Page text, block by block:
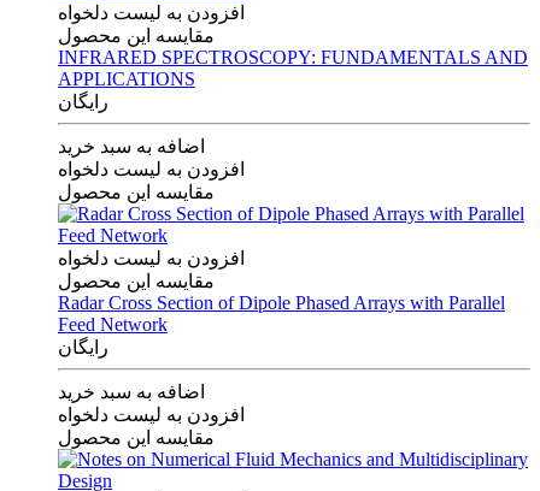
افزودن به لیست دلخواه
مقایسه این محصول
INFRARED SPECTROSCOPY: FUNDAMENTALS AND
APPLICATIONS
رایگان
اضافه به سبد خرید
افزودن به لیست دلخواه
مقایسه این محصول
افزودن به لیست دلخواه
مقایسه این محصول
Radar Cross Section of Dipole Phased Arrays with Parallel
Feed Network
رایگان
اضافه به سبد خرید
افزودن به لیست دلخواه
مقایسه این محصول